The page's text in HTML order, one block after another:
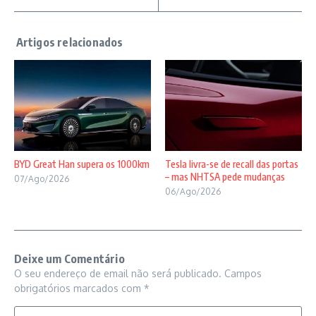
BYD Great Han supera os 1000km
07/Ago/2026
Tesla livra-se de recall das portas
– mas NHTSA pede mudanças
06/Ago/2026
Deixe um Comentário
O seu endereço de email não será publicado. Campos
obrigatórios marcados com *